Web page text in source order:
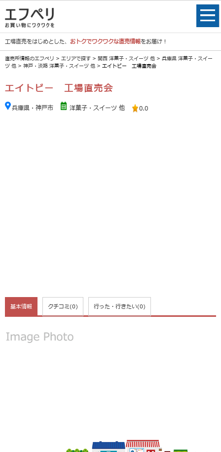
工場直売をはじめとした、 おトクでワクワクな直売情報をお届け！
直売所情報のエフペリ > エリアで探す > 関西 洋菓子・スイーツ 他 > 兵庫県 洋菓子・スイー
ツ 他 > 神戸・淡路 洋菓子・スイーツ 他 > エイトビー 工場直売会
エイトビー 工場直売会
兵庫県・神戸市 洋菓子・スイーツ 他 0.0
基本情報 クチコミ(0) 行った・行きたい(0)